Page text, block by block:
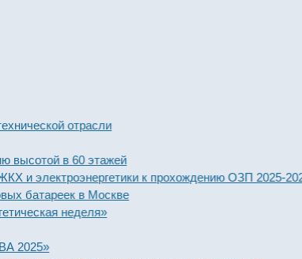
отрасли
в 60 этажей
к прохождению ОЗП 2025-2026
в Москве
неделя»